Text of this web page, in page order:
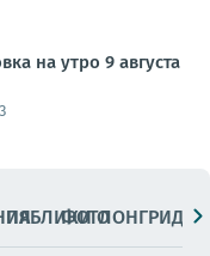
на утро 9 августа
ПАБЛИКИ
ФОТОЛОНГРИДЫ